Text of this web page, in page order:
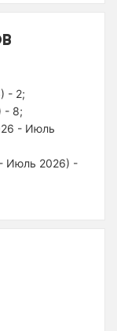
- 2;
- 8;
- Июль
- Июль 2026) -